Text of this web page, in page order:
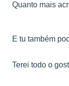
Quanto mais
E tu também
Terei todo o